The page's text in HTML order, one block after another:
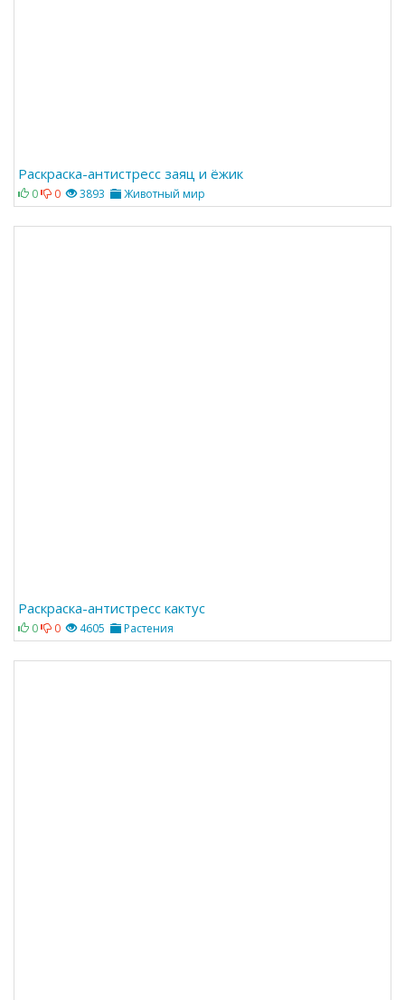
Раскраска-антистресс заяц и ёжик
0 0 3893 Животный мир
Раскраска-антистресс кактус
0 0 4605 Растения